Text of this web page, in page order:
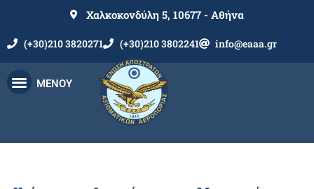
Χαλκοκονδύλη 5, 10677 - Αθήνα
(+30)210 3820271 (+30)210 3802241 info@eaaa.gr
ΜΕΝΟΥ